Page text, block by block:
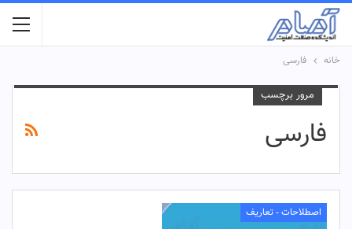
خانه فارسی
مرور برچسب
فارسی
اصطلاحات - تعاریف